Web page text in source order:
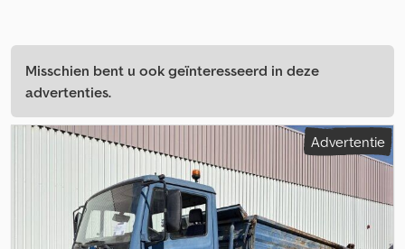
Misschien bent u ook geïnteresseerd in deze
advertenties.
Advertentie